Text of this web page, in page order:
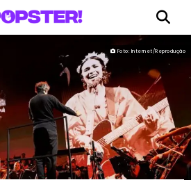
Foto: Internet/Reprodução